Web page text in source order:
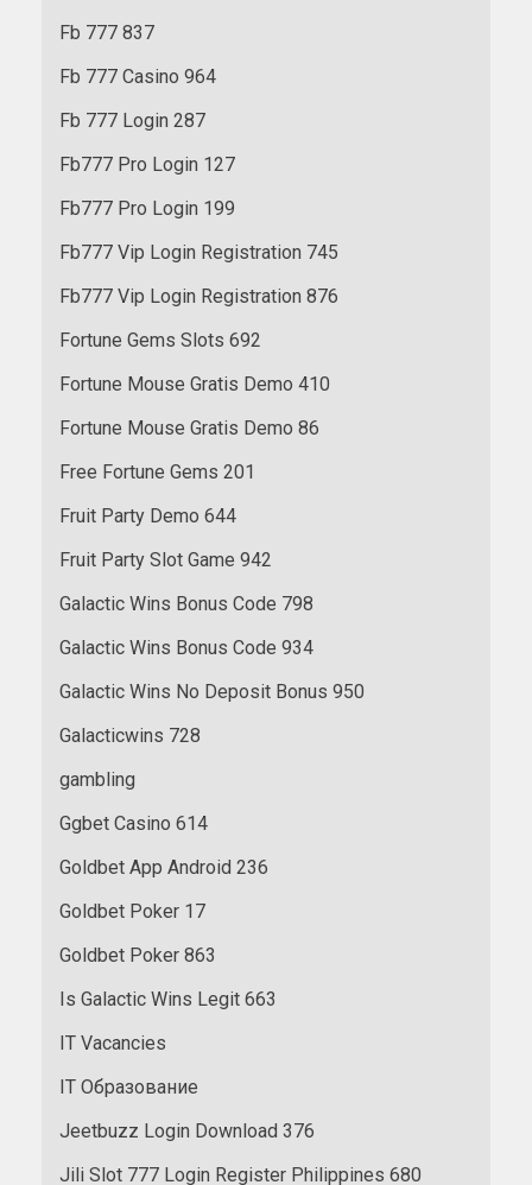
Fb 777 837
Fb 777 Casino 964
Fb 777 Login 287
Fb777 Pro Login 127
Fb777 Pro Login 199
Fb777 Vip Login Registration 745
Fb777 Vip Login Registration 876
Fortune Gems Slots 692
Fortune Mouse Gratis Demo 410
Fortune Mouse Gratis Demo 86
Free Fortune Gems 201
Fruit Party Demo 644
Fruit Party Slot Game 942
Galactic Wins Bonus Code 798
Galactic Wins Bonus Code 934
Galactic Wins No Deposit Bonus 950
Galacticwins 728
gambling
Ggbet Casino 614
Goldbet App Android 236
Goldbet Poker 17
Goldbet Poker 863
Is Galactic Wins Legit 663
IT Vacancies
IT Образование
Jeetbuzz Login Download 376
Jili Slot 777 Login Register Philippines 680